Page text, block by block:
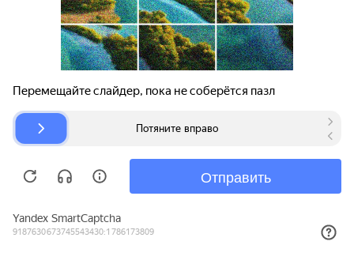
Для автокомпаний
Авторазборки
Помощь
Карта сайта
© bibinet.ru - система поиска запчастей,
Copyright 2010-2026 Все права защищены